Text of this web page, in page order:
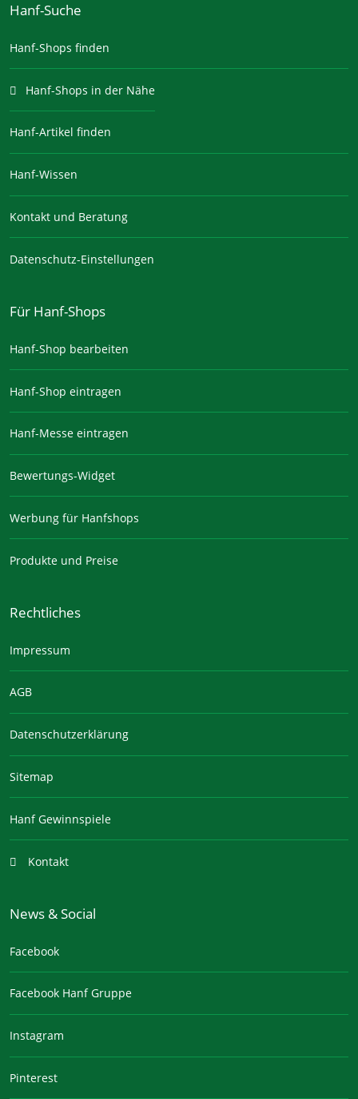
Hanf-Suche
Hanf-Shops finden
Hanf-Shops in der Nähe
Hanf-Artikel finden
Hanf-Wissen
Kontakt und Beratung
Datenschutz-Einstellungen
Für Hanf-Shops
Hanf-Shop bearbeiten
Hanf-Shop eintragen
Hanf-Messe eintragen
Bewertungs-Widget
Werbung für Hanfshops
Produkte und Preise
Rechtliches
Impressum
AGB
Datenschutzerklärung
Sitemap
Hanf Gewinnspiele
Kontakt
News & Social
Facebook
Facebook Hanf Gruppe
Instagram
Pinterest